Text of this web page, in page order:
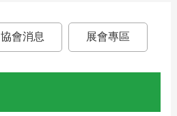
協會消息 展會專區